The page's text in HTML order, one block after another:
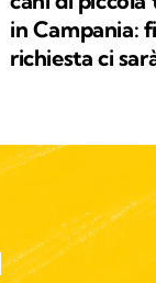
in Campania:
richiesta ci